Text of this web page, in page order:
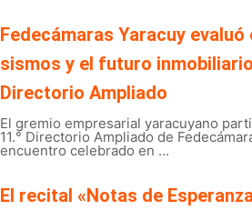
Fedecámaras Yaracuy
sismos y el futuro inmobiliario
Directorio Ampliado
El gremio empresarial yaracuyano
11.° Directorio Ampliado de
encuentro celebrado en ...
El recital «Notas de